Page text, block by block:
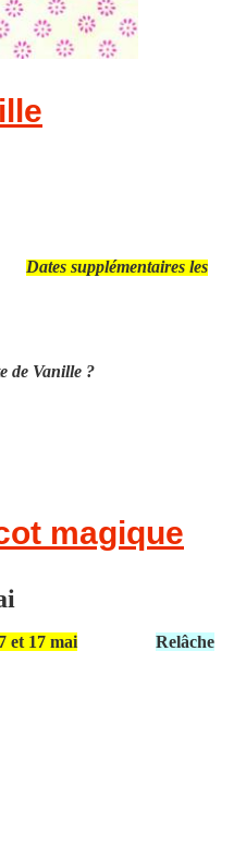
Dates supplémentaires les
de Vanille ?
magique
et 17 mai
Relâche